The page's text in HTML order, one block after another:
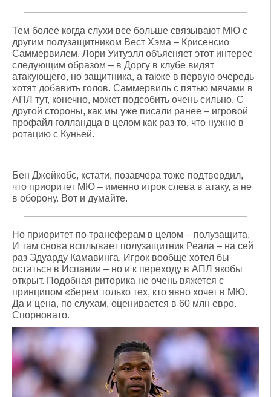
Тем более когда слухи все больше связывают МЮ с
другим полузащитником Вест Хэма – Крисенсио
Саммервилем. Лори Уитуэлл объясняет этот интерес
следующим образом – в Доргу в клубе видят
атакующего, но защитника, а также в первую очередь
хотят добавить голов. Саммервиль с пятью мячами в
АПЛ тут, конечно, может подсобить очень сильно. С
другой стороны, как мы уже писали ранее – игровой
профайл голландца в целом как раз то, что нужно в
ротацию с Куньей.
Бен Джейкобс, кстати, позавчера тоже подтвердил,
что приоритет МЮ – именно игрок слева в атаку, а не
в оборону. Вот и думайте.
Но приоритет по трансферам в целом – полузащита.
И там снова всплывает полузащитник Реала – на сей
раз Эдуарду Камавинга. Игрок вообще хотел бы
остаться в Испании – но и к переходу в АПЛ якобы
открыт. Подобная риторика не очень вяжется с
принципом «берем только тех, кто явно хочет в МЮ.
Да и цена, по слухам, оценивается в 60 млн евро.
Спорновато.